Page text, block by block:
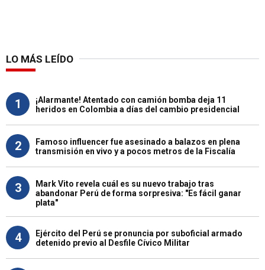
LO MÁS LEÍDO
1
¡Alarmante! Atentado con camión bomba deja 11
heridos en Colombia a días del cambio presidencial
2
Famoso influencer fue asesinado a balazos en plena
transmisión en vivo y a pocos metros de la Fiscalía
3
Mark Vito revela cuál es su nuevo trabajo tras
abandonar Perú de forma sorpresiva: "Es fácil ganar
plata"
4
Ejército del Perú se pronuncia por suboficial armado
detenido previo al Desfile Cívico Militar